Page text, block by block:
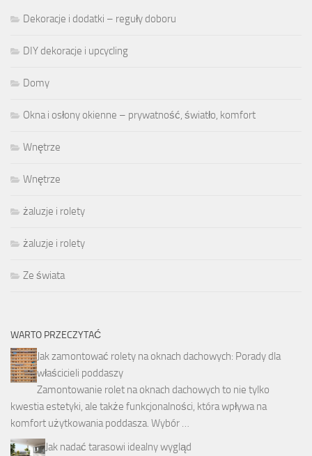
Dekoracje i dodatki – reguły doboru
DIY dekoracje i upcycling
Domy
Okna i osłony okienne – prywatność, światło, komfort
Wnętrze
Wnętrze
żaluzje i rolety
żaluzje i rolety
Ze świata
WARTO PRZECZYTAĆ
Jak zamontować rolety na oknach dachowych: Porady dla
właścicieli poddaszy
Zamontowanie rolet na oknach dachowych to nie tylko
kwestia estetyki, ale także funkcjonalności, która wpływa na
komfort użytkowania poddasza. Wybór …
Jak nadać tarasowi idealny wygląd